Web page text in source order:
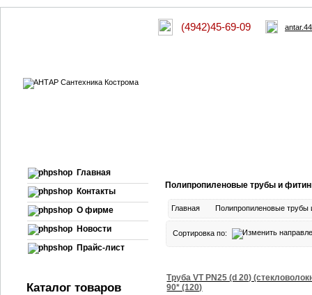
(4942)45-69-09
Главная
Контакты
О фирме
Новости
Прайс-лист
Каталог товаров
Полипропиленовые трубы и
Главная Полипропиленовые трубы
Сортировка по:
Труба VT PN25 (d 20)
90* (120)